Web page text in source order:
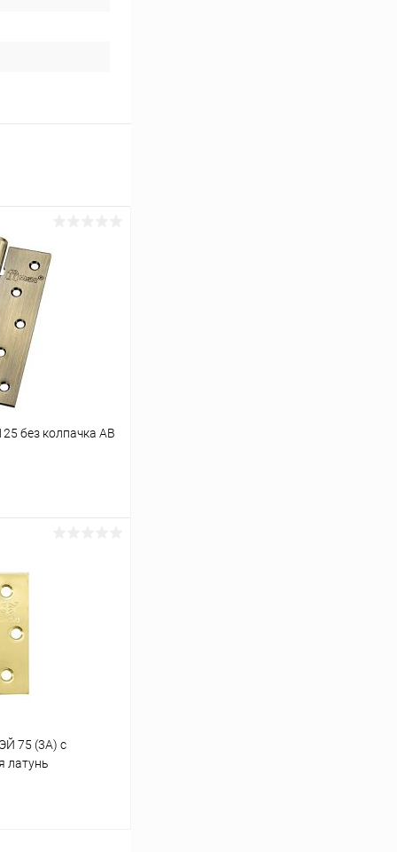
без колпачка AB
Сравнение
В наличии
75 (3A) с
латунь